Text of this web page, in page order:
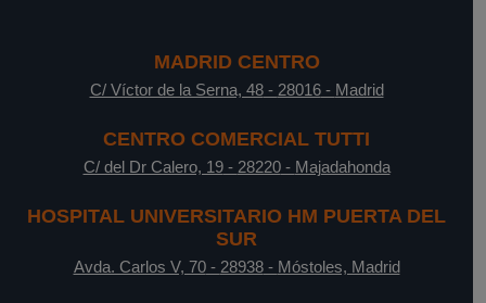
MADRID CENTRO
C/ Víctor de la Serna, 48- 28016- Madrid
CENTRO COMERCIAL TUTTI
C/ del Dr Calero, 19- 28220- Majadahonda
HOSPITAL UNIVERSITARIO HM PUERTA DEL
SUR
Avda. Carlos V, 70- 28938- Móstoles, Madrid